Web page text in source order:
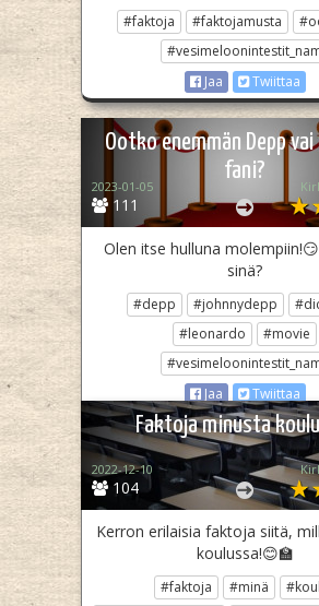
#faktoja #faktojamusta
Jaa
Twiittaa
Ootko enemmän Depp vai
fani?
111
2023-01-05
Olen itse hulluna
sinä?
#depp #johnnydepp
#leonardo
#movie
Jaa
Twiittaa
Faktoja minusta
104
2022-12-10
Kerron erilaisia faktoja siitä,
koulussa!😊🏫
#faktoja #minä